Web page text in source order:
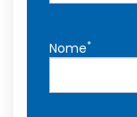
Nome*